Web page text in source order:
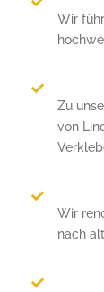
Wir
Zu
von
Wir
nach